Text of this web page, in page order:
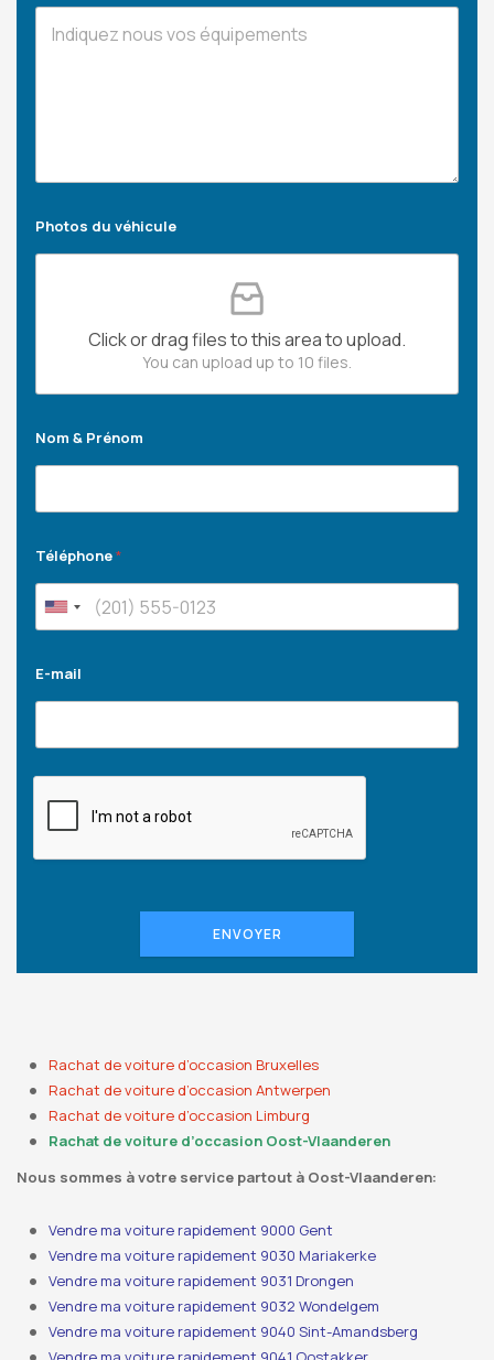
Photos du véhicule
Click or drag files to this area to upload.
You can upload up to 10 files.
Nom & Prénom
Téléphone*
E-mail
ENVOYER
Rachat de voiture d’occasion Bruxelles
Rachat de voiture d’occasion Antwerpen
Rachat de voiture d’occasion Limburg
Rachat de voiture d’occasion Oost-Vlaanderen
Nous sommes à votre service partout à Oost-Vlaanderen:
Vendre ma voiture rapidement 9000 Gent
Vendre ma voiture rapidement 9030 Mariakerke
Vendre ma voiture rapidement 9031 Drongen
Vendre ma voiture rapidement 9032 Wondelgem
Vendre ma voiture rapidement 9040 Sint-Amandsberg